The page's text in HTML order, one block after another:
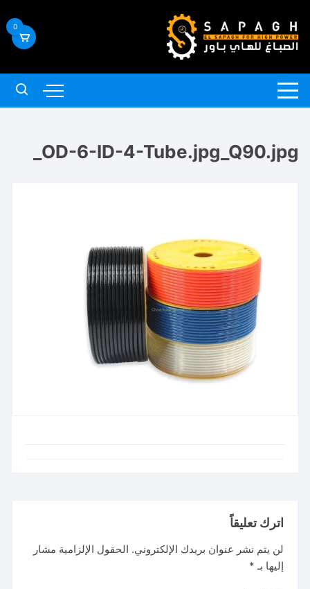
إلى
المحتوى
0
OD-6-ID-4-Tube.jpg_Q90.jpg_
اترك تعليقاً
لن يتم نشر عنوان بريدك الإلكتروني. الحقول الإلزامية مشار
إليها بـ *